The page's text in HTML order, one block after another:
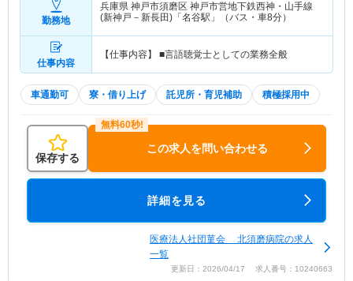
勤務地
兵庫県 神戸市須磨区 神戸市営地下鉄西神・山手線
(新神戸－新長田)「名谷駅」（バス・車8分）
仕事内容
【仕事内容】 ■言語聴覚士としての業務全般
車通勤可 寮・借り上げ 託児所・育児補助 積極採用中
保存する
この求人を問い合わせる
詳細を見る
医療法人社団菫会 北須磨病院の求人
一覧
更新日：2026/04/17 求人番号：10240663